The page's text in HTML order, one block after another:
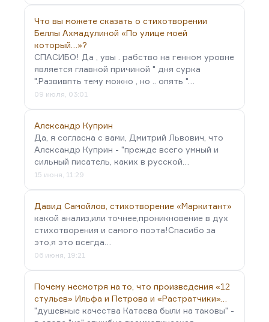
Что вы можете сказать о стихотворении
Беллы Ахмадулиной «По улице моей
который…»?
СПАСИБО! Да , увы . рабство на генном уровне
является главной причиной " дня сурка
".Развивпть тему можно , но .. опять "…
09 июля, 03:01
Александр Куприн
Да, я согласна с вами, Дмитрий Львович, что
Александр Куприн - "прежде всего умный и
сильный писатель, каких в русской…
15 июня, 11:29
Давид Самойлов, стихотворение «Маркитант»
какой анализ,или точнее,проникновение в дух
стихотворения и самого поэта!Спасибо за
это,я это всегда…
06 июня, 19:21
Почему несмотря на то, что произведения «12
стульев» Ильфа и Петрова и «Растратчики»…
"душевные качества Катаева были на таковы" -